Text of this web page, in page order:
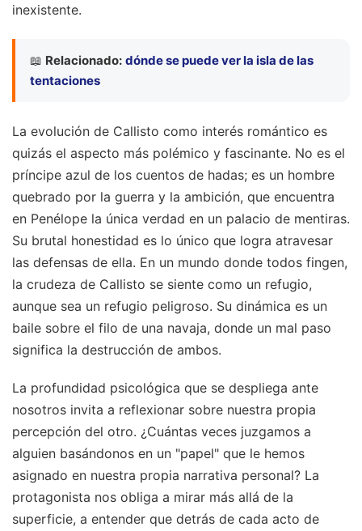
inexistente.
📖 Relacionado: dónde se puede ver la isla de las
tentaciones
La evolución de Callisto como interés romántico es
quizás el aspecto más polémico y fascinante. No es el
príncipe azul de los cuentos de hadas; es un hombre
quebrado por la guerra y la ambición, que encuentra
en Penélope la única verdad en un palacio de mentiras.
Su brutal honestidad es lo único que logra atravesar
las defensas de ella. En un mundo donde todos fingen,
la crudeza de Callisto se siente como un refugio,
aunque sea un refugio peligroso. Su dinámica es un
baile sobre el filo de una navaja, donde un mal paso
significa la destrucción de ambos.
La profundidad psicológica que se despliega ante
nosotros invita a reflexionar sobre nuestra propia
percepción del otro. ¿Cuántas veces juzgamos a
alguien basándonos en un "papel" que le hemos
asignado en nuestra propia narrativa personal? La
protagonista nos obliga a mirar más allá de la
superficie, a entender que detrás de cada acto de